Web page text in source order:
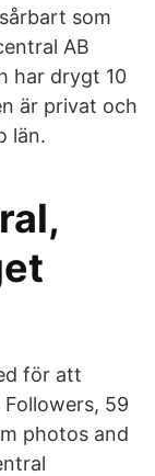
som
AB
har drygt 10
är privat och
län.
för att
59
photos and